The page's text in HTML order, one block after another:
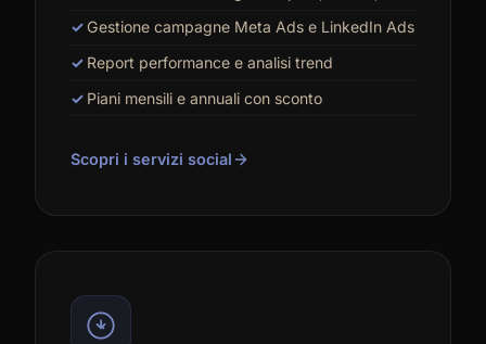
Gestione campagne Meta Ads e LinkedIn Ads
Report performance e analisi trend
Piani mensili e annuali con sconto
Scopri i servizi social